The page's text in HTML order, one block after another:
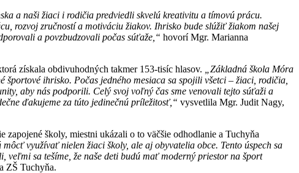
a naši žiaci i rodičia predviedli skvelú kreativitu a tímovú prácu.
rozvoj zručností a motiváciu žiakov. Ihrisko bude slúžiť žiakom našej
a povzbudzovali počas súťaže,“ hovorí Mgr. Marianna
získala obdivuhodných takmer 153-tisíc hlasov.
„Základná škola Móra
ihrisko. Počas jedného mesiaca sa spojili všetci – žiaci, rodičia,
aby nás podporili. Celý svoj voľný čas sme venovali tejto súťaži a
ďakujeme za túto jedinečnú príležitosť,“ vysvetlila Mgr. Judit Nagy,
školy, miestni ukázali o to väčšie odhodlanie a Tuchyňa
využívať nielen žiaci školy, ale aj obyvatelia obce. Tento úspech sa
sa tešíme, že naše deti budú mať moderný priestor na šport
ZŠ Tuchyňa.